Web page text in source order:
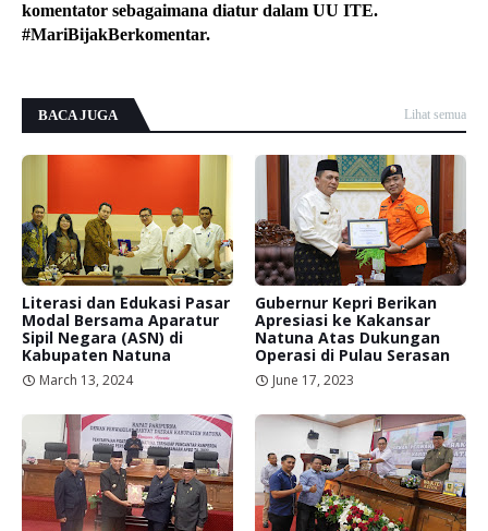
komentator sebagaimana diatur dalam UU ITE.
#MariBijakBerkomentar.
BACA JUGA Lihat semua
Literasi dan Edukasi Pasar
Modal Bersama Aparatur
Sipil Negara (ASN) di
Kabupaten Natuna
March 13, 2024
Gubernur Kepri Berikan
Apresiasi ke Kakansar
Natuna Atas Dukungan
Operasi di Pulau Serasan
June 17, 2023